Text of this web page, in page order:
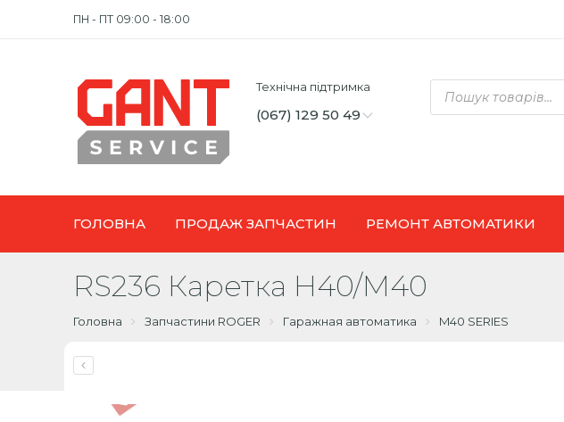
ПН - ПТ 09:00 - 18:00
Технічна підтримка
(067) 129 50 49
Products
search
ГОЛОВНА ПРОДАЖ ЗАПЧАСТИН РЕМОНТ АВТОМАТИКИ
RS236 Каретка H40/M40
Головна Запчастини ROGER Гаражная автоматика M40 SERIES